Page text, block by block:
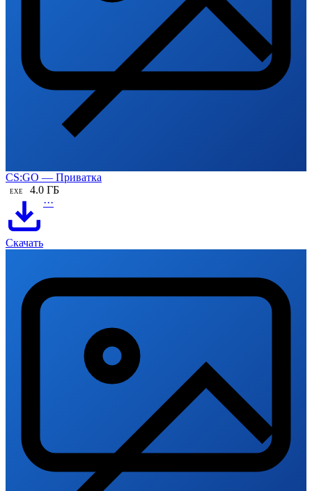
CS:GO — Приватка
EXE 4.0 ГБ
Скачать
···